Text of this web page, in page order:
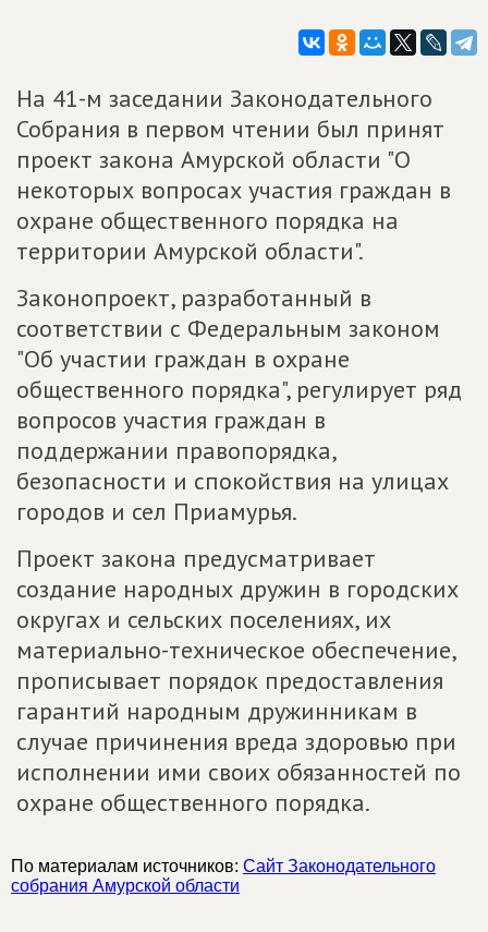
На 41-м заседании Законодательного
Собрания в первом чтении был принят
проект закона Амурской области "О
некоторых вопросах участия граждан в
охране общественного порядка на
территории Амурской области".
Законопроект, разработанный в
соответствии с Федеральным законом
"Об участии граждан в охране
общественного порядка", регулирует ряд
вопросов участия граждан в
поддержании правопорядка,
безопасности и спокойствия на улицах
городов и сел Приамурья.
Проект закона предусматривает
создание народных дружин в городских
округах и сельских поселениях, их
материально-техническое обеспечение,
прописывает порядок предоставления
гарантий народным дружинникам в
случае причинения вреда здоровью при
исполнении ими своих обязанностей по
охране общественного порядка.
По материалам источников: Сайт Законодательного
собрания Амурской области